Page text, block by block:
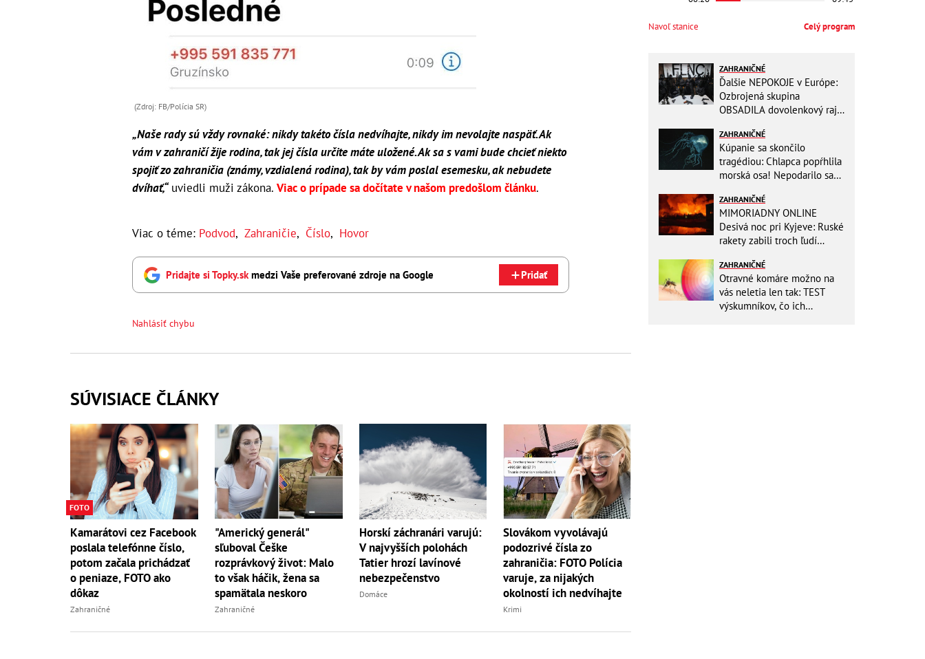
(Zdroj: FB/Polícia SR)
„Naše rady sú vždy rovnaké: nikdy takéto čísla nedvíhajte, nikdy im nevolajte naspäť. Ak
vám v zahraničí žije rodina, tak jej čísla určite máte uložené. Ak sa s vami bude chcieť niekto
spojiť zo zahraničia (známy, vzdialená rodina), tak by vám poslal esemesku, ak nebudete
dvíhať,“uviedli muži zákona. Viac o prípade sa dočítate v našom predošlom článku.
Viac o téme: Podvod, Zahraničie, Číslo, Hovor
Pridajte si Topky.sk medzi Vaše preferované zdroje na Google Pridať
Nahlásiť chybu
SÚVISIACE ČLÁNKY
FOTO
Kamarátovi cez Facebook
poslala telefónne číslo,
potom začala prichádzať
o peniaze, FOTO ako
dôkaz
Zahraničné
"Americký generál"
sľuboval Češke
rozprávkový život: Malo
to však háčik, žena sa
spamätala neskoro
Zahraničné
Horskí záchranári varujú:
V najvyšších polohách
Tatier hrozí lavínové
nebezpečenstvo
Domáce
Slovákom vyvolávajú
podozrivé čísla zo
zahraničia: FOTO Polícia
varuje, za nijakých
okolností ich nedvíhajte
Krimi
Navoľ stanice Celý program
ZAHRANIČNÉ
Ďalšie NEPOKOJE v Európe:
Ozbrojená skupina
OBSADILA dovolenkový raj,
turistom!
ZAHRANIČNÉ
Kúpanie sa skončilo
tragédiou: Chlapca popŕhlila
morská osa! Nepodarilo sa
ZAHRANIČNÉ
MIMORIADNY ONLINE
Desivá noc pri Kyjeve: Ruské
rakety zabili troch ľudí
výbuchy
ZAHRANIČNÉ
Otravné komáre možno na
vás neletia len tak: TEST
výskumníkov, čo ich